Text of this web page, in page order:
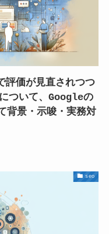
評価が見直されつつ
について、Googleの
背景・示唆・実務対
seo